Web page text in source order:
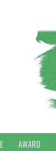
AWARD